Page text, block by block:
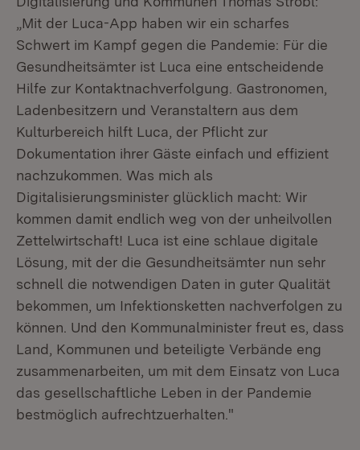
„Mit der Luca-App haben wir ein scharfes
Schwert im Kampf gegen die Pandemie: Für die
Gesundheitsämter ist Luca eine entscheidende
Hilfe zur Kontaktnachverfolgung. Gastronomen,
Ladenbesitzern und Veranstaltern aus dem
Kulturbereich hilft Luca, der Pflicht zur
Dokumentation ihrer Gäste einfach und effizient
nachzukommen. Was mich als
Digitalisierungsminister glücklich macht: Wir
kommen damit endlich weg von der unheilvollen
Zettelwirtschaft! Luca ist eine schlaue digitale
Lösung, mit der die Gesundheitsämter nun sehr
schnell die notwendigen Daten in guter Qualität
bekommen, um Infektionsketten nachverfolgen zu
können. Und den Kommunalminister freut es, dass
Land, Kommunen und beteiligte Verbände eng
zusammenarbeiten, um mit dem Einsatz von Luca
das gesellschaftliche Leben in der Pandemie
bestmöglich aufrechtzuerhalten."